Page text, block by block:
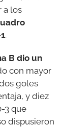
a los
.
B dio un
con mayor
goles
y diez
3 que
dispusieron